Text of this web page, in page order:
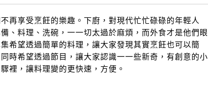
再享受烹飪的樂趣。下廚，對現代忙忙碌碌的年輕人
、料理、洗碗，⼀一切太過於麻煩，而外食才是他們眼
希望透過簡單的料理，讓大家發現其實烹飪也可以簡
時希望透過節目，讓大家認識⼀一些新奇，有創意的小
裡，讓料理變的更快速，方便。